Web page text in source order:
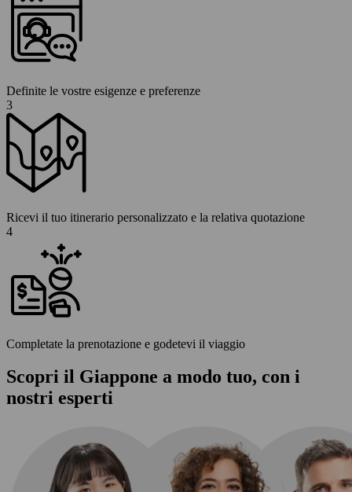
Definite le vostre esigenze e preferenze
3
Ricevi il tuo itinerario personalizzato e la relativa quotazione
4
Completate la prenotazione e godetevi il viaggio
Scopri il Giappone a modo tuo, con i
nostri esperti